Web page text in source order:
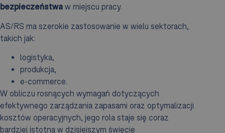
bezpieczeństwa w miejscu pracy.
AS/RS ma szerokie zastosowanie w wielu sektorach,
takich jak:
logistyka,
produkcja,
e-commerce.
W obliczu rosnących wymagań dotyczących
efektywnego zarządzania zapasami oraz optymalizacji
kosztów operacyjnych, jego rola staje się coraz
bardziej istotna w dzisiejszym świecie